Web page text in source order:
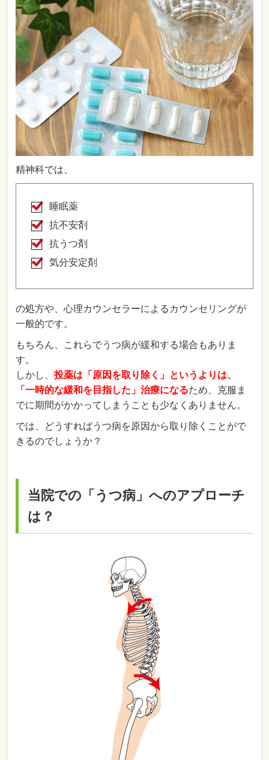
精神科では、
睡眠薬
抗不安剤
抗うつ剤
気分安定剤
の処方や、心理カウンセラーによるカウンセリングが
一般的です。
もちろん、これらでうつ病が緩和する場合もありま
す。
しかし、投薬は「原因を取り除く」というよりは、
「一時的な緩和を目指した」治療になるため、克服ま
でに期間がかかってしまうことも少なくありません。
では、どうすればうつ病を原因から取り除くことがで
きるのでしょうか？
当院での「うつ病」へのアプローチ
は？